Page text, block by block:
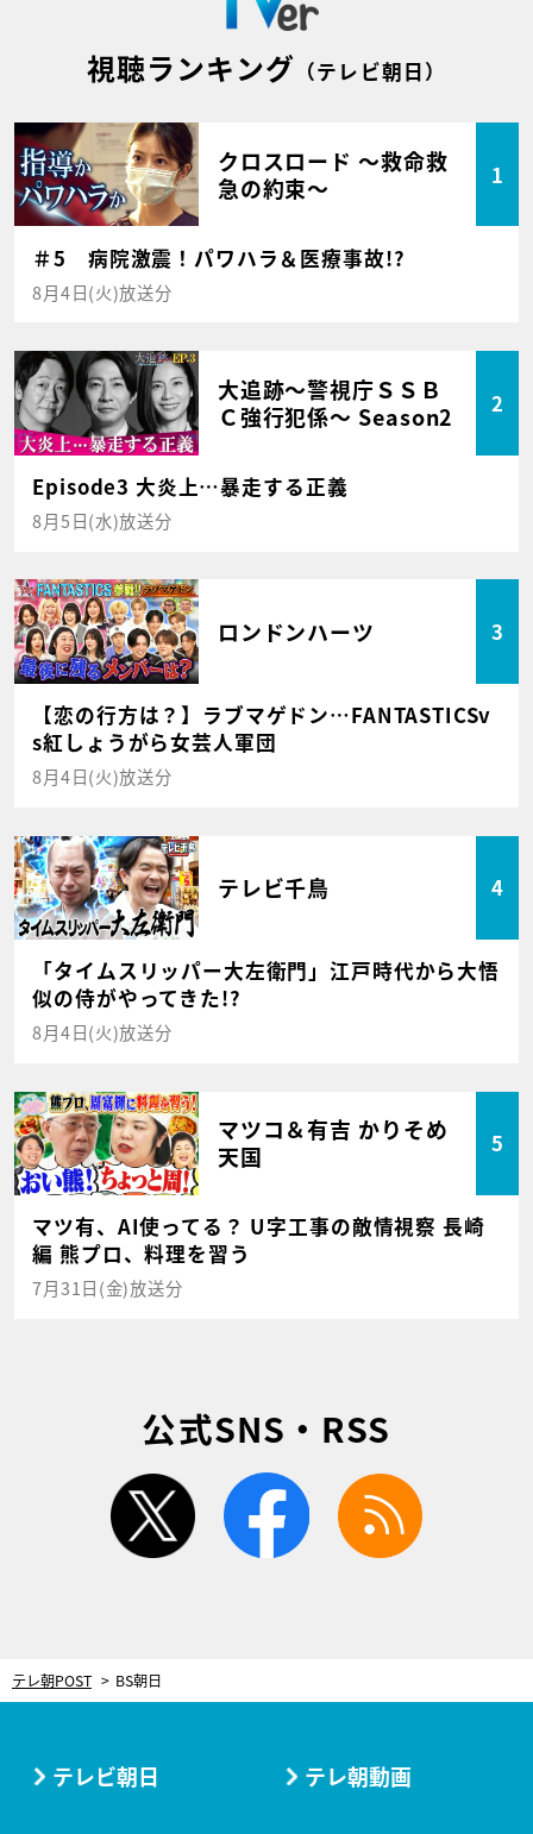
視聴ランキング （テレビ朝日）
クロスロード ～救命救
急の約束～
1
＃5 病院激震！パワハラ＆医療事故!?
8月4日(火)放送分
大追跡～警視庁ＳＳＢ
Ｃ強行犯係～ Season2
2
Episode3 大炎上…暴走する正義
8月5日(水)放送分
ロンドンハーツ 3
【恋の行方は？】ラブマゲドン…FANTASTICSv
s紅しょうがら女芸人軍団
8月4日(火)放送分
テレビ千鳥 4
「タイムスリッパー大左衛門」江戸時代から大悟
似の侍がやってきた!?
8月4日(火)放送分
マツコ＆有吉 かりそめ
天国
5
マツ有、AI使ってる？ U字工事の敵情視察 長崎
編 熊プロ、料理を習う
7月31日(金)放送分
公式SNS・RSS
twitter facebook
テレ朝POST BS朝日
テレビ朝日 テレ朝動画